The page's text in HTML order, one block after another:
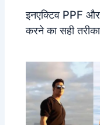
इनएक्टिव PPF और
करने का सही